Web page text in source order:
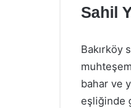
Sahil
Bakırköy
bahar ve
eşliğinde